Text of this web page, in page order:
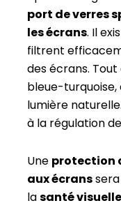
port de verres
les écrans. Il
filtrent
des écrans.
bleue-
lumière
à la régulation
Une protection
aux écrans
lasanté